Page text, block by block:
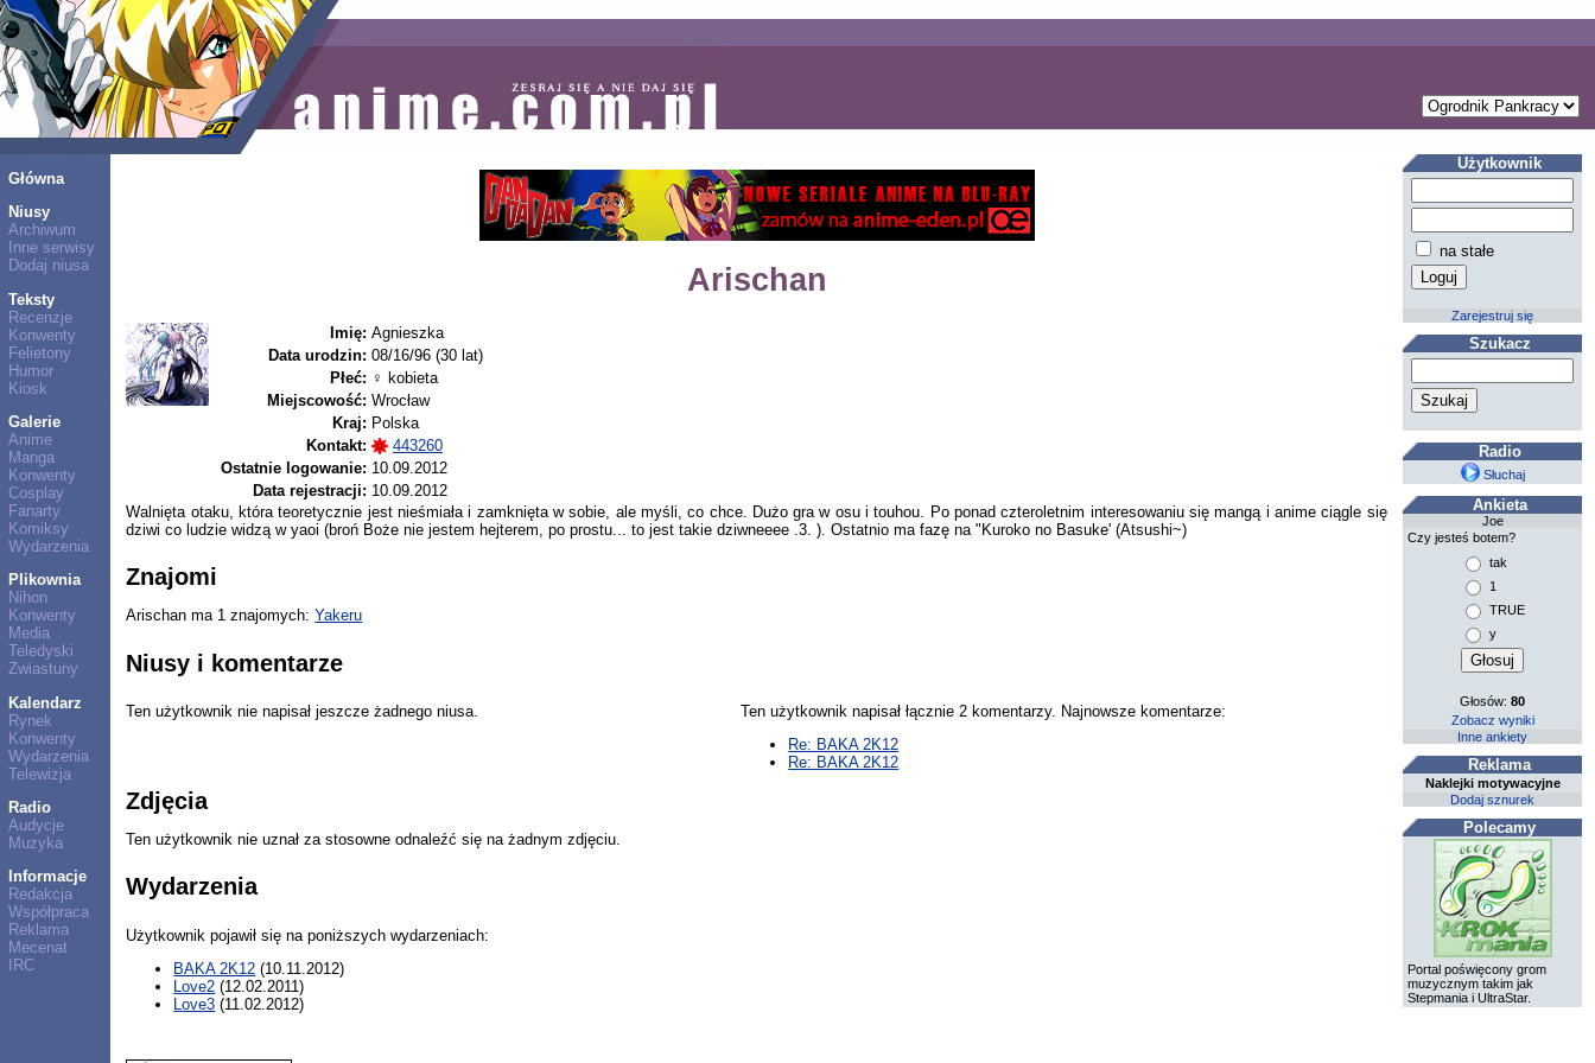
Główna
Niusy
Archiwum
Inne serwisy
Dodaj niusa
Teksty
Recenzje
Konwenty
Felietony
Humor
Kiosk
Galerie
Anime
Manga
Konwenty
Cosplay
Fanarty
Komiksy
Wydarzenia
Plikownia
Nihon
Konwenty
Media
Teledyski
Zwiastuny
Kalendarz
Rynek
Konwenty
Wydarzenia
Telewizja
Radio
Audycje
Muzyka
Informacje
Redakcja
Współpraca
Reklama
Mecenat
IRC
Arischan
Imię: Agnieszka
Data urodzin: 08/16/96 (30 lat)
Płeć: ♀ kobieta
Miejscowość: Wrocław
Kraj: Polska
Kontakt:
443260
Ostatnie logowanie: 10.09.2012
Data rejestracji: 10.09.2012
Walnięta otaku, która teoretycznie jest nieśmiała i zamknięta w sobie, ale myśli, co chce. Dużo gra w osu i touhou. Po ponad czteroletnim interesowaniu się mangą i anime ciągle się
dziwi co ludzie widzą w yaoi (broń Boże nie jestem hejterem, po prostu... to jest takie dziwneeee .3. ). Ostatnio ma fazę na "Kuroko no Basuke' (Atsushi~)
Znajomi
Arischan ma 1 znajomych:Yakeru
Niusy i komentarze
Ten użytkownik nie napisał jeszcze żadnego niusa.
Ten użytkownik napisał łącznie 2 komentarzy. Najnowsze komentarze:
Re: BAKA 2K12
Re: BAKA 2K12
Zdjęcia
Ten użytkownik nie uznał za stosowne odnaleźć się na żadnym zdjęciu.
Wydarzenia
Użytkownik pojawił się na poniższych wydarzeniach:
BAKA 2K12 (10.11.2012)
Love2 (12.02.2011)
Love3 (11.02.2012)
Użytkownik
na stałe
Zarejestruj się
Szukacz
Radio
Słuchaj
Ankieta
Joe
Czy jesteś botem?
tak
1
TRUE
y
Głosów:80
Zobacz wyniki
Inne ankiety
Reklama
Naklejki motywacyjne
Dodaj sznurek
Polecamy
Portal poświęcony grom
muzycznym takim jak
Stepmania i UltraStar.